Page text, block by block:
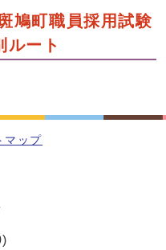
鳩町職員採用試験
ルート
マップ